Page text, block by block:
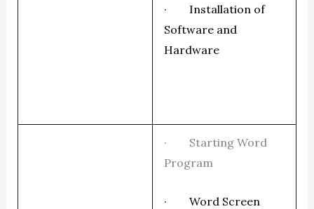
· Installation of
Software and
Hardware
· Starting Word
Program
· Word Screen